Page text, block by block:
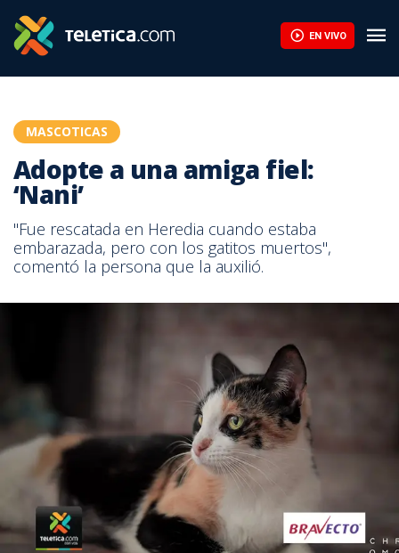
EN VIVO
MASCOTICAS
Adopte a una amiga fiel:
‘Nani’
"Fue rescatada en Heredia cuando estaba
embarazada, pero con los gatitos muertos",
comentó la persona que la auxilió.